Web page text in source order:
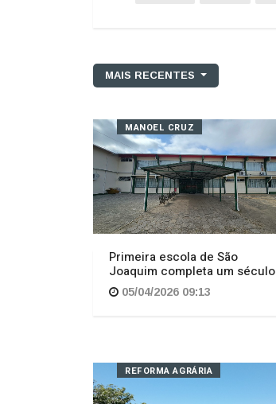
MAIS RECENTES
MANOEL CRUZ
Primeira escola de São
Joaquim completa um século
05/04/2026 09:13
REFORMA AGRÁRIA